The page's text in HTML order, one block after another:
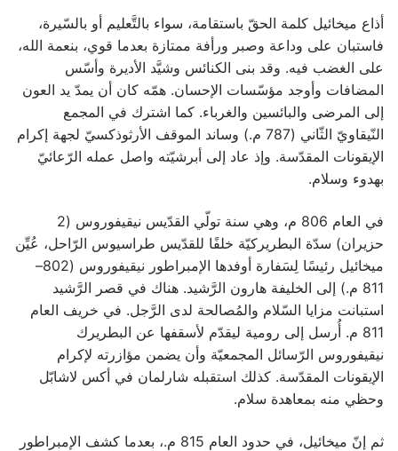
أذاع ميخائيل كلمة الحقّ باستقامة، سواء بالتَّعليم أو بالسّيرة،
فاستبان على وداعة وصبر ورأفة ممتازة بعدما قوي، بنعمة الله،
على الغضب فيه. وقد بنى الكنائس وشيَّد الأديرة وأسّس
المضافات وأوجد مؤسّسات الإحسان. همّه كان أن يمدّ يد العون
إلى المرضى والبائسين والغرباء. كما اشترك في المجمع
النّيقاويّ الثّاني (787 م.) وساند الموقف الأرثوذكسيّ لجهة إكرام
الإيقونات المقدّسة. وإذ عاد إلى أبرشيّته واصل عمله الرّعائيّ
بهدوء وسلام.
في العام 806 م، وهي سنة تولّي القدّيس نيقيفوروس (2
حزيران) سدّة البطريركيّة خلفًا للقدّيس طراسيوس الرّاحل، عُيِّن
ميخائيل رئيسًا لِسَفارة أوفدها الإمبراطور نيقيفوروس (802–
811 م.) إلى الخليفة هارون الرَّشيد. هناك في قصر الرَّشيد
استبانت مزايا السّلام والمُصالحة لدى الرَّجل. في خريف العام
811 م. أُرسل إلى رومية ليقدّم لأسقفها عن البطريرك
نيقيفوروس الرّسائل المجمعيّة وأن يضمن مؤازرته لإكرام
الإيقونات المقدّسة. كذلك استقبله شارلمان في أكس لاشابّل
وحظي منه بمعاهدة سلام.
ثم إنّ ميخائيل، في حدود العام 815 م.، بعدما كشف الإمبراطور